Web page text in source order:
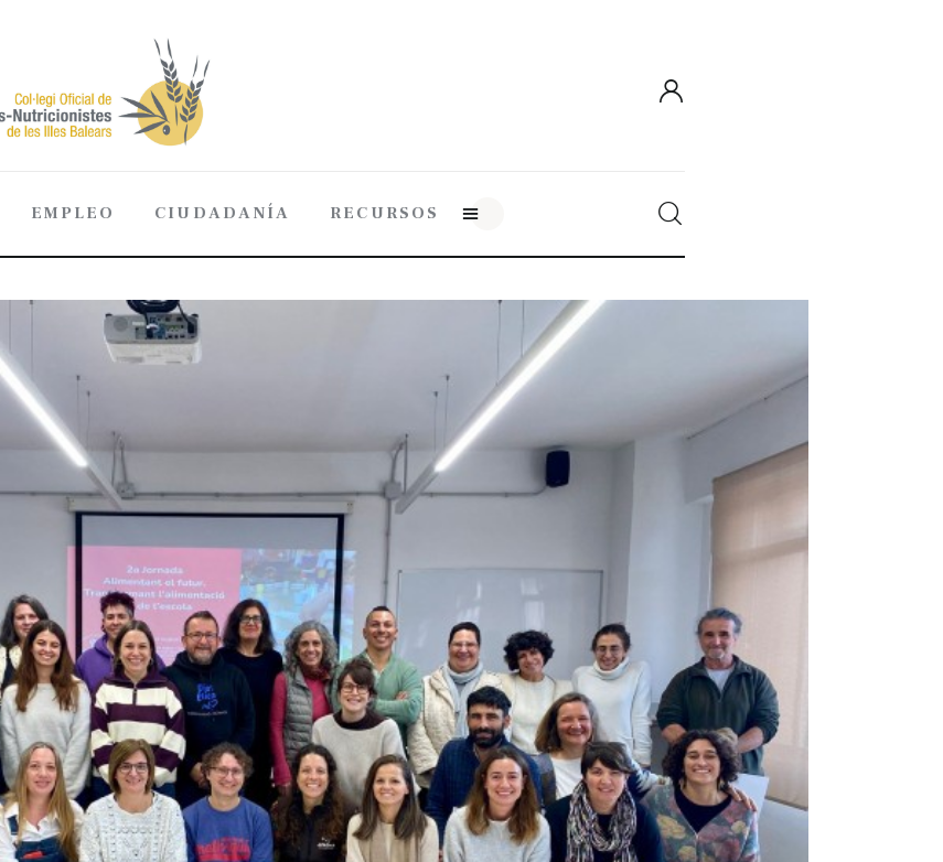
EMPLEO CIUDADANÍA RECURSOS
EMPLEO CIUDADANÍA RECURSOS